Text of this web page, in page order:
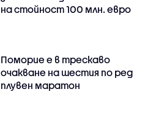
на стойност 100 млн. евро
Поморие е в трескаво
очакване на шестия по ред
плувен маратон